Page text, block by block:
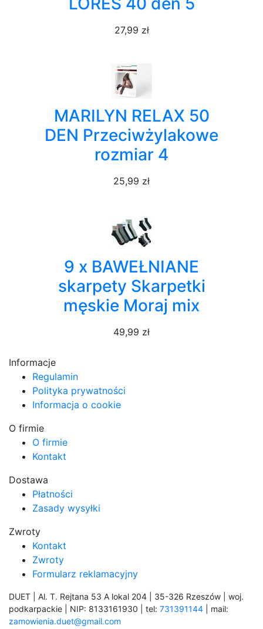
27,99 zł
MARILYN RELAX 50
DEN Przeciwżylakowe
rozmiar 4
25,99 zł
9 x BAWEŁNIANE
skarpety Skarpetki
męskie Moraj mix
49,99 zł
Informacje
Regulamin
Polityka prywatności
Informacja o cookie
O firmie
O firmie
Kontakt
Dostawa
Płatności
Zasady wysyłki
Zwroty
Kontakt
Zwroty
Formularz reklamacyjny
DUET | Al. T. Rejtana 53 A lokal 204 | 35-326 Rzeszów | woj.
podkarpackie | NIP: 8133161930 | tel: 731391144 | mail:
zamowienia.duet@gmail.com